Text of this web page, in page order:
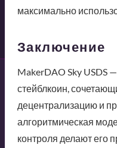
максимально
Заключение
MakerDAO Sky USDS
стейблкоин,
децентрализацию и
алгоритмическая
контроля делают его